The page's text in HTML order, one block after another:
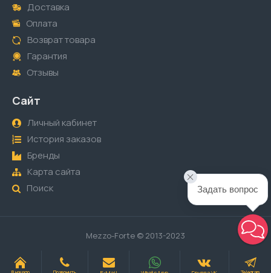
Доставка
Оплата
Возврат товара
Гарантия
Отзывы
Сайт
Личный кабинет
История заказов
Бренды
Карта сайта
Поиск
Mezzo-Forte © 2013-2023
Задать вопрос